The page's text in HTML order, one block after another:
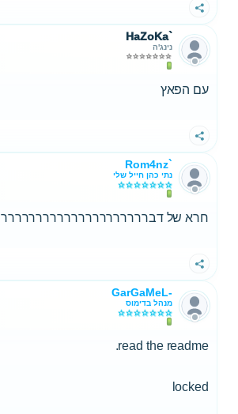
שתף
HaZoKa`
נינג'ה
עם הפאץ
שתף
Rom4nz`
נתי כהן חייל שלי
חרא של דבררררררררררררררררררררר
שתף
GarGaMeL-
מנהל בדימוס
read the readme.
locked